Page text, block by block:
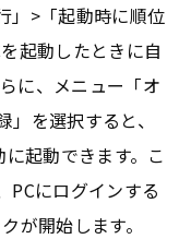
」>「起動時に順位
起動したときに自
に、メニュー「オ
を選択すると、
起動できます。こ
PCにログインする
が開始します。